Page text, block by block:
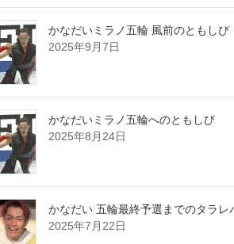
かなだいミラノ五輪 風前のともしび
2025年9月7日
かなだいミラノ五輪へのともしび
2025年8月24日
かなだい 五輪最終予選までのタラレ
2025年7月22日